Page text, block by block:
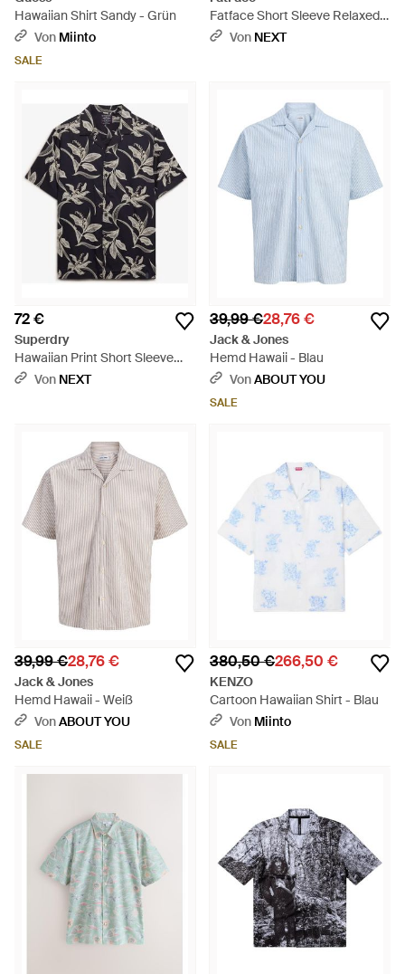
Hawaiian Shirt Sandy - Grün
Von Miinto
SALE
Fatface Short Sleeve Relaxed
Fit Large Hawaiian Floral Shirt -
Von NEXT
72 €
Superdry
Hawaiian Print Short Sleeve
Shirt - Schwarz
Von NEXT
39,99 €28,76 €
Jack & Jones
Hemd Hawaii - Blau
VonABOUT YOU
SALE
39,99 €28,76 €
Jack & Jones
Hemd Hawaii - Weiß
VonABOUT YOU
SALE
380,50 €266,50 €
KENZO
Cartoon Hawaiian Shirt - Blau
Von Miinto
SALE